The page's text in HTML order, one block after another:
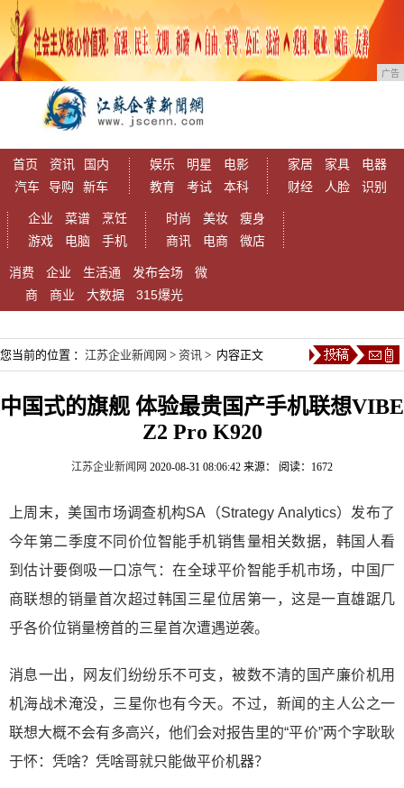
广告
首页 资讯
国内
汽车
导购 新车
娱乐 明星
电影
教育
考试 本科
家居 家具
电器
财经
人脸 识别
企业 菜谱
烹饪
游戏
电脑 手机
时尚 美妆
瘦身
商讯
电商 微店
消费 企业 生活通 发布会场
微
商
商业 大数据 315爆光
您当前的位置 ： 江苏企业新闻网 > 资讯 > 内容正文
中国式的旗舰 体验最贵国产手机联想VIBE
Z2 Pro K920
江苏企业新闻网 2020-08-31 08:06:42 来源： 阅读：1672
上周末，美国市场调查机构SA（Strategy Analytics）发布了
今年第二季度不同价位智能手机销售量相关数据，韩国人看
到估计要倒吸一口凉气：在全球平价智能手机市场，中国厂
商联想的销量首次超过韩国三星位居第一，这是一直雄踞几
乎各价位销量榜首的三星首次遭遇逆袭。
消息一出，网友们纷纷乐不可支，被数不清的国产廉价机用
机海战术淹没，三星你也有今天。不过，新闻的主人公之一
联想大概不会有多高兴，他们会对报告里的“平价”两个字耿耿
于怀：凭啥？凭啥哥就只能做平价机器？